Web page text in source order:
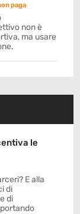
paga
non è
ma usare
le
E alla
di
di